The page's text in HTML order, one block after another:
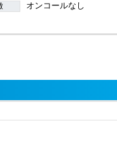
オンコールなし